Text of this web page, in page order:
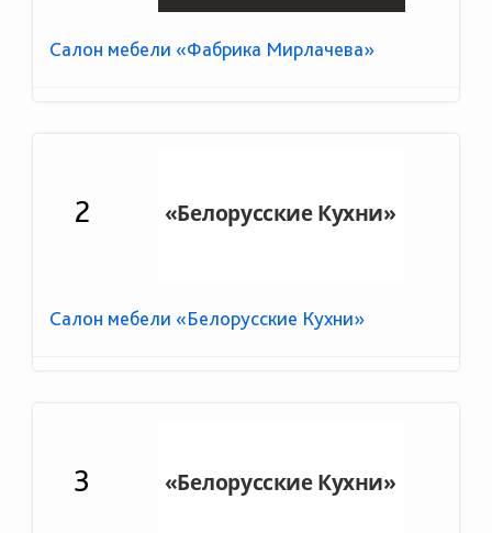
Салон мебели «Фабрика Мирлачева»
2
Салон мебели «Белорусские Кухни»
3